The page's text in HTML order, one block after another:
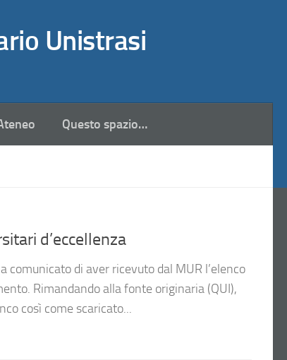
Unistrasi
Questo spazio…
d’eccellenza
comunicato di aver ricevuto dal MUR l’elenco
Rimandando alla fonte originaria (QUI),
così come scaricato...